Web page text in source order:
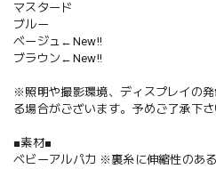
マスタード
ブルー
ベージュ←New!!
ブラウン←New!!
※照明や撮影環境、ディスプレイの
る場合がございます。予めご了承下さ
■素材■
ベビーアルパカ ※裏糸に伸縮性のある